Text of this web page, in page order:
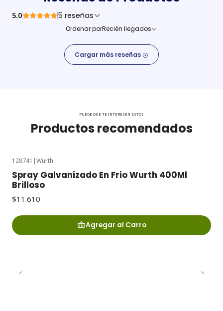
5.0 5 reseñas
Ordenar porRecién llegados
Cargar más reseñas
PUEDE QUE TE INTERESEN ESTOS
Productos recomendados
128741 |Wurth
Spray Galvanizado En Frio Wurth 400Ml
Brilloso
$11.610
Agregar al Carro